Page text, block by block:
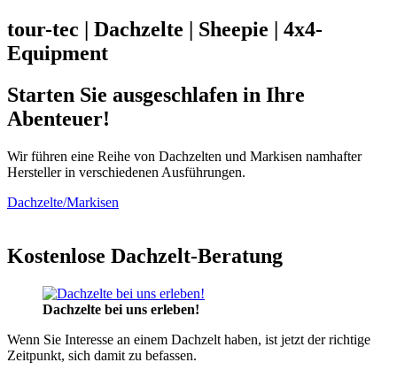
tour-tec | Dachzelte | Sheepie | 4x4-
Equipment
Starten Sie ausgeschlafen in Ihre
Abenteuer!
Wir führen eine Reihe von Dachzelten und Markisen namhafter
Hersteller in verschiedenen Ausführungen.
Dachzelte/Markisen
Kostenlose Dachzelt-Beratung
Dachzelte bei uns erleben!
Wenn Sie Interesse an einem Dachzelt haben, ist jetzt der richtige
Zeitpunkt, sich damit zu befassen.